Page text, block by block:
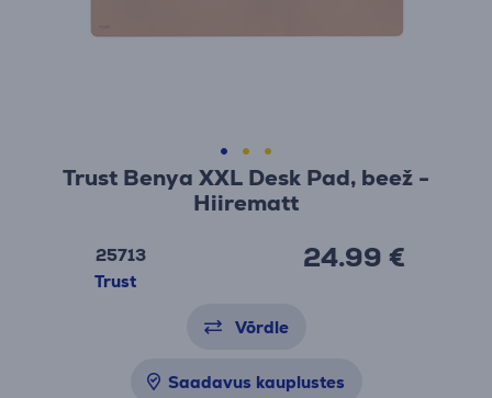
Trust Benya XXL Desk Pad, beež -
Hiirematt
25713
Trust
24.99 €
Võrdle
Saadavus kauplustes